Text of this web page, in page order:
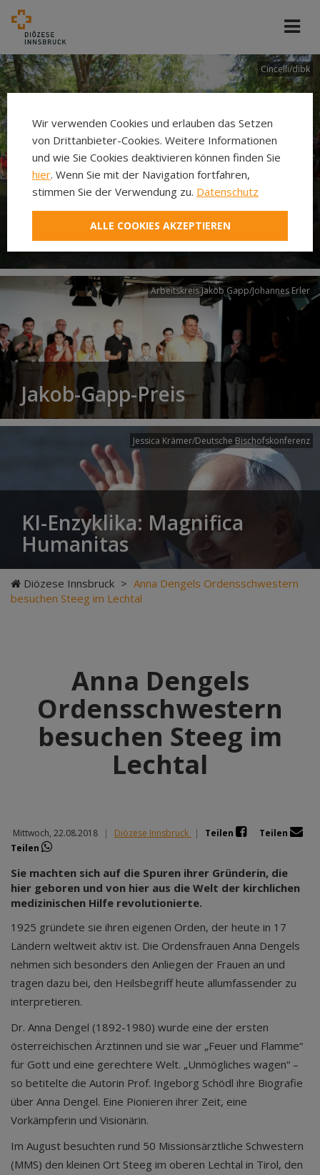
Cincelli/dibk
Neuer Pilgerweg Via
Laudato si’
Arbeitskreis Jakob Gapp/Johannes Erler
Jakob-Gapp-Preis
Jessica Krämer/Deutsche Bischofskonferenz
KI-Enzyklika: Magnifica
Humanitas
Diözese Innsbruck > Anna Dengels Ordensschwestern
besuchen Steeg im Lechtal
Anna Dengels
Ordensschwestern
besuchen Steeg im
Lechtal
Mittwoch, 22.08.2018 | Diözese Innsbruck | Teilen
Teilen
Teilen
Sie machten sich auf die Spuren ihrer Gründerin, die
hier geboren und von hier aus die Welt der kirchlichen
medizinischen Hilfe revolutionierte.
1925 gründete sie ihren eigenen Orden, der heute in 17
Ländern weltweit aktiv ist. Die Ordensfrauen Anna Dengels
nehmen sich besonders den Anliegen der Frauen an und
tragen dazu bei, den Heilsbegriff heute allumfassender zu
interpretieren.
Dr. Anna Dengel (1892-1980) wurde eine der ersten
österreichischen Ärztinnen und sie war „Feuer und Flamme“
für Gott und eine gerechtere Welt. „Unmögliches wagen“ –
so betitelte die Autorin Prof. Ingeborg Schödl ihre Biografie
über Anna Dengel. Eine Pionieren ihrer Zeit, eine
Vorkämpferin und Visionärin.
Im August besuchten rund 50 Missionsärztliche Schwestern
(MMS) den kleinen Ort Steeg im oberen Lechtal in Tirol, den
Wir verwenden Cookies und erlauben das Setzen
von Drittanbieter-Cookies. Weitere Informationen
und wie Sie Cookies deaktivieren können finden Sie
hier. Wenn Sie mit der Navigation fortfahren,
stimmen Sie der Verwendung zu. Datenschutz
ALLE COOKIES AKZEPTIEREN